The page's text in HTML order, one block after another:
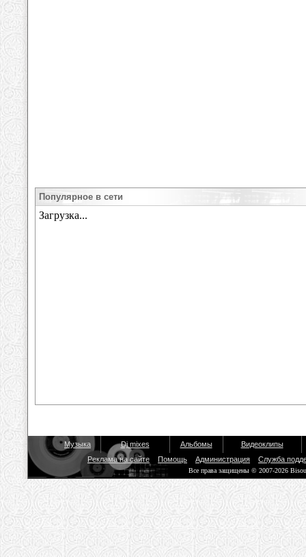
Популярное в сети
Музыка Dj mixes Альбомы
Видеоклипы
Реклама на сайте
Помощь Администрация Служба
Все права защищены © 2007-2026